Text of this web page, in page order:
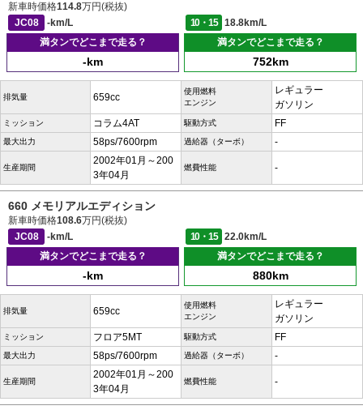
新車時価格114.8万円(税抜)
JC08
-km/L 10・15
18.8km/L
満タンでどこまで走る？
-km
満タンでどこまで走る？
752km
排気量 659cc
使用燃料
エンジン
レギュラー
ガソリン
ミッション コラム4AT 駆動方式 FF
最大出力 58ps/7600rpm 過給器（ターボ） -
生産期間
2002年01月～200
3年04月
燃費性能 -
660 メモリアルエディション
新車時価格108.6万円(税抜)
JC08
-km/L 10・15
22.0km/L
満タンでどこまで走る？
-km
満タンでどこまで走る？
880km
排気量 659cc
使用燃料
エンジン
レギュラー
ガソリン
ミッション フロア5MT 駆動方式 FF
最大出力 58ps/7600rpm 過給器（ターボ） -
生産期間
2002年01月～200
3年04月
燃費性能 -